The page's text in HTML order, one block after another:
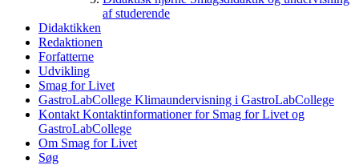
af studerende
Didaktikken
Redaktionen
Forfatterne
Udvikling
Smag for Livet
GastroLabCollege Klimaundervisning i GastroLabCollege
Kontakt Kontaktinformationer for Smag for Livet og
GastroLabCollege
Om Smag for Livet
Søg